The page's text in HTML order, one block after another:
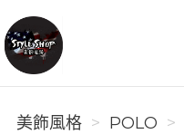
美飾風格
美飾風格 POLO